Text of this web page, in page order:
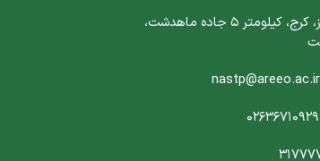
آدرس : استان البرز، کرج، کیلومتر 5 جاده ماهدشت،
nastp@areeo.ac.ir